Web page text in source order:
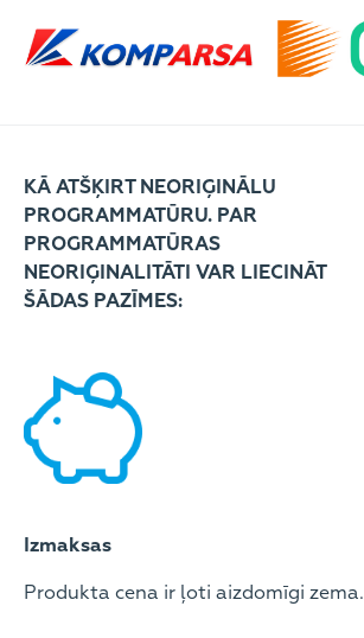
KĀ ATŠĶIRT NEORIĢINĀLU
PROGRAMMATŪRU. PAR
PROGRAMMATŪRAS
NEORIĢINALITĀTI VAR LIECINĀT
ŠĀDAS PAZĪMES:
Izmaksas
Produkta cena ir ļoti aizdomīgi zema.